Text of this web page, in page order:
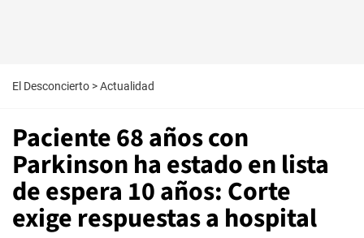
El Desconcierto >Actualidad
Paciente 68 años con
Parkinson ha estado en lista
de espera 10 años: Corte
exige respuestas a hospital